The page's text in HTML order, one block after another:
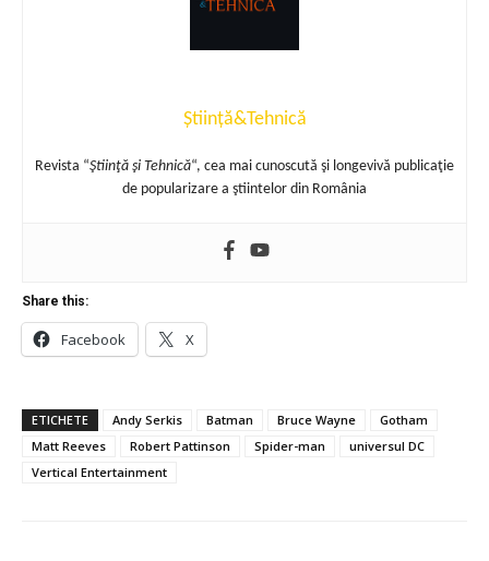
Știință&Tehnică
Revista “Ştiinţă şi Tehnică“, cea mai cunoscută şi longevivă publicaţie
de popularizare a ştiintelor din România
Share this:
Facebook X
ETICHETE Andy Serkis Batman Bruce Wayne
Gotham
Matt Reeves
Robert Pattinson Spider-man
universul DC
Vertical Entertainment